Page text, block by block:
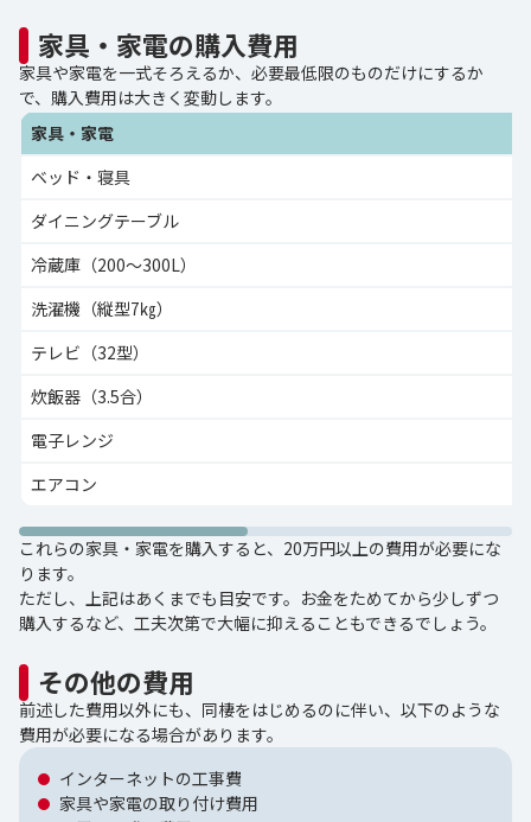
家具・家電の購入費用
家具や家電を一式そろえるか、必要最低限のものだけにするか
で、購入費用は大きく変動します。
家具・家電
ベッド・寝具
ダイニングテーブル
冷蔵庫（200～300L）
洗濯機（縦型7㎏）
テレビ（32型）
炊飯器（3.5合）
電子レンジ
エアコン
これらの家具・家電を購入すると、20万円以上の費用が必要にな
ります。
ただし、上記はあくまでも目安です。お金をためてから少しずつ
購入するなど、工夫次第で大幅に抑えることもできるでしょう。
その他の費用
前述した費用以外にも、同棲をはじめるのに伴い、以下のような
費用が必要になる場合があります。
インターネットの工事費
家具や家電の取り付け費用